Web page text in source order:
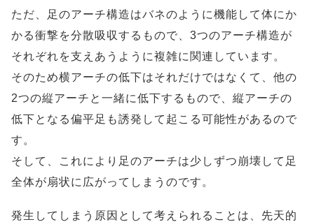
ただ、足のアーチ構造はバネのように機能して体にか
かる衝撃を分散吸収するもので、3つのアーチ構造が
それぞれを支えあうように複雑に関連しています。
そのため横アーチの低下はそれだけではなくて、他の
2つの縦アーチと一緒に低下するもので、縦アーチの
低下となる偏平足も誘発して起こる可能性があるので
す。
そして、これにより足のアーチは少しずつ崩壊して足
全体が扇状に広がってしまうのです。
発生してしまう原因として考えられることは、先天的